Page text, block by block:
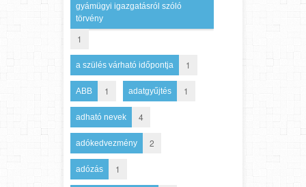
gyámügyi igazgatásról szóló
törvény
1
a szülés várható időpontja 1
ABB 1 adatgyűjtés 1
adható nevek 4
adókedvezmény 2
adózás 1